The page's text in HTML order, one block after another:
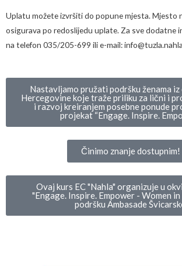
Uplatu možete izvršiti do popune mjesta. Mjesto
osigurava po redoslijedu uplate. Za sve dodatne
na telefon 035/205-699 ili e-mail:
Nastavljamo pružati podršku ženama iz
Hercegovine koje traže priliku za lični i
i razvoj kreiranjem posebne ponude
projekat “Engage. Inspire.
Činimo znanje dostupnim!
Ovaj kurs EC "Nahla" organizuje u
"Engage. Inspire. Empower - Women in
podršku Ambasade